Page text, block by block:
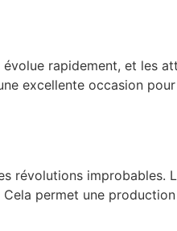
rapidement, et les
excellente occasion
révolutions improbables.
permet une